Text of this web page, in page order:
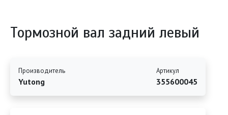
Тормозной вал задний левый
Производитель
Yutong
Артикул
355600045